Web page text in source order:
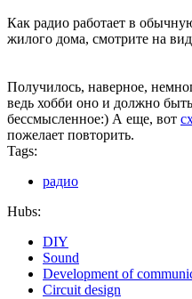
Как радио работает в
жилого дома, смотрите на
Получилось, наверное,
ведь хобби оно и должно
бессмысленное:) А еще, вот
пожелает повторить.
Tags:
радио
Hubs:
DIY
Sound
Development of
Circuit design